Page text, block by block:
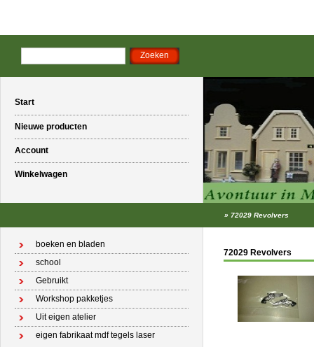
Start
Nieuwe producten
Account
Winkelwagen
» 72029 Revolvers
boeken en bladen
school
Gebruikt
Workshop pakketjes
Uit eigen atelier
eigen fabrikaat mdf tegels laser
72029 Revolvers